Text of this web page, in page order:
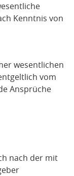
Kenntnis von
wesentlichen
vom
Ansprüche
nach der mit